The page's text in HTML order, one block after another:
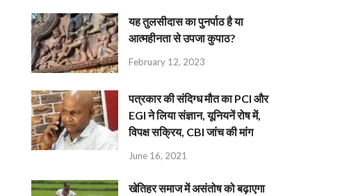
यह तुलसीदास का पुनर्पाठ है या
आत्महीनता से उपजा कुपाठ?
February 12, 2023
पत्रकार की संदिग्ध मौत का PCI और
EGI ने लिया संज्ञान, यूनियनें रोष में,
विपक्ष सक्रिय, CBI जांच की मांग
June 16, 2021
खेतिहर समाज में असंतोष को बढ़ाएगा